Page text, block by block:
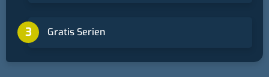
Gratis Serien